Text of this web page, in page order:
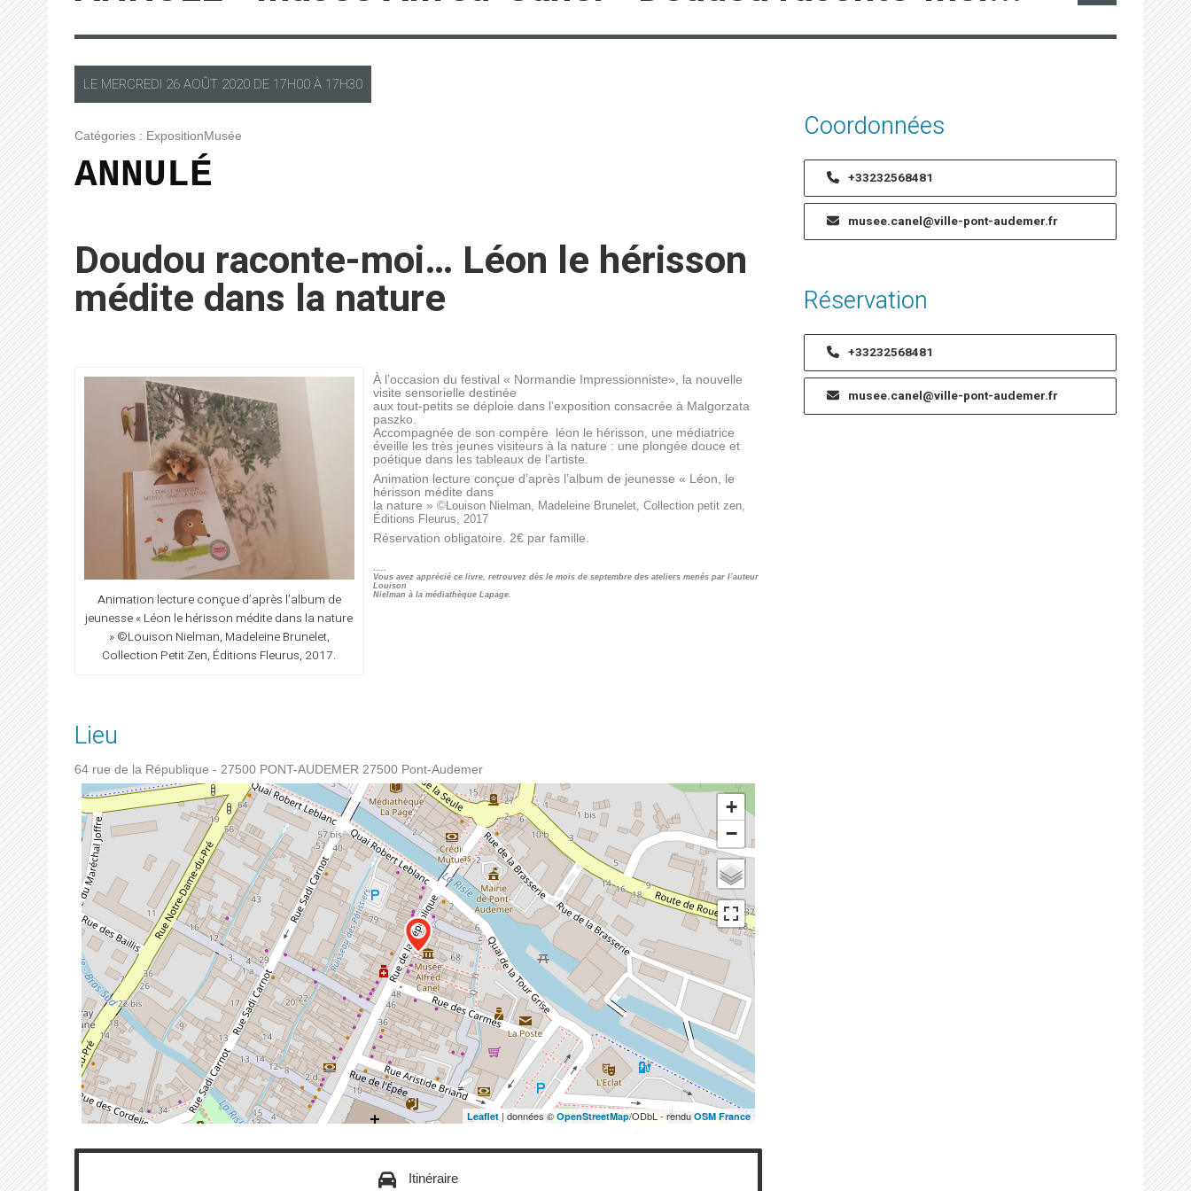
LE MERCREDI 26 AOÛT 2020 DE 17H00À 17H30
Catégories : Exposition Musée
ANNULÉ
Doudou raconte-moi… Léon le hérisson
médite dans la nature
Animation lecture conçue d’après l’album de
jeunesse « Léon le hérisson médite dans la nature
» ©Louison Nielman, Madeleine Brunelet,
Collection Petit Zen, Éditions Fleurus, 2017.
À l’occasion du festival « Normandie Impressionniste», la nouvelle
visite sensorielle destinée
aux tout-petits se déploie dans l’exposition consacrée à Malgorzata
paszko.
Accompagnée de son compère léon le hérisson, une médiatrice
éveille les très jeunes visiteurs à la nature : une plongée douce et
poétique dans les tableaux de l’artiste.
Animation lecture conçue d’après l’album de jeunesse « Léon, le
hérisson médite dans
la nature » ©Louison Nielman, Madeleine Brunelet, Collection petit zen,
Éditions Fleurus, 2017
Réservation obligatoire. 2€ par famille.
…..
Vous avez apprécié ce livre, retrouvez dès le mois de septembre des ateliers menés par l’auteur
Louison
Nielman à la médiathèque Lapage.
Lieu
64 rue de la République - 27500 PONT-AUDEMER 27500 Pont-Audemer
+
−
Leaflet | données ©OpenStreetMap/ODbL - renduOSM France
Itinéraire
Coordonnées
+33232568481
musee.canel@ville-pont-audemer.fr
Réservation
+33232568481
musee.canel@ville-pont-audemer.fr